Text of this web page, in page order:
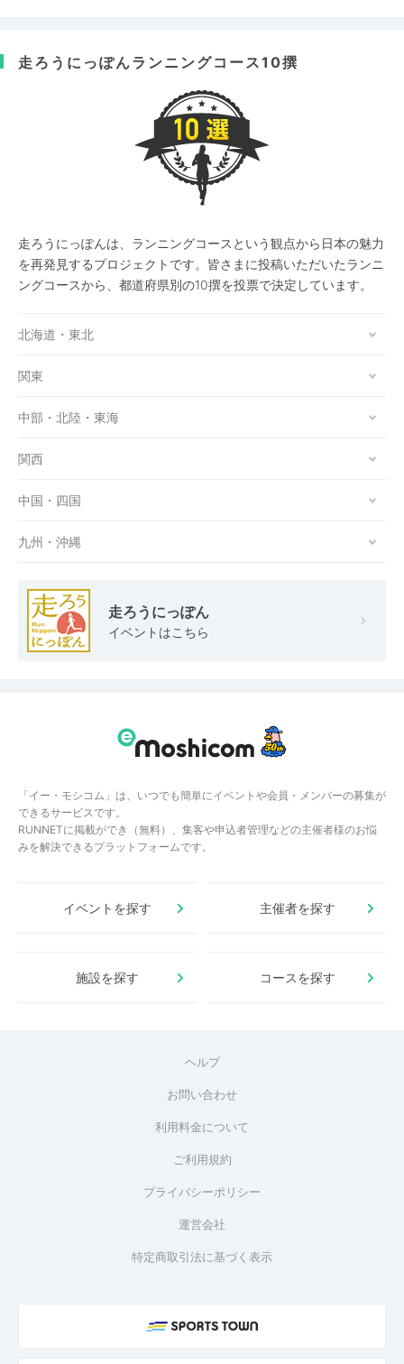
走ろうにっぽんランニングコース10撰
走ろうにっぽんは、ランニングコースという観点から日本の魅力
を再発見するプロジェクトです。皆さまに投稿いただいたランニ
ングコースから、都道府県別の10撰を投票で決定しています。
北海道・東北
関東
中部・北陸・東海
関西
中国・四国
九州・沖縄
走ろうにっぽん
イベントはこちら
「イー・モシコム」は、いつでも簡単にイベントや会員・メンバーの募集が
できるサービスです。
RUNNETに掲載ができ（無料）、集客や申込者管理などの主催者様のお悩
みを解決できるプラットフォームです。
イベントを探す 主催者を探す
施設を探す コースを探す
ヘルプ
お問い合わせ
利用料金について
ご利用規約
プライバシーポリシー
運営会社
特定商取引法に基づく表示